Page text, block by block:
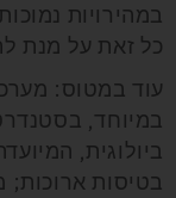
במהירויות
כל זאת על מנת
עוד במטוס:
במיוחד,
ביולוגית,
בטיסות